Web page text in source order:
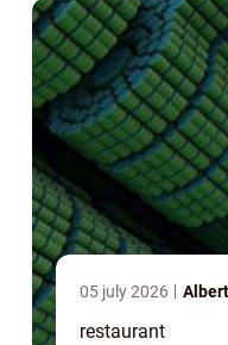
05 july 2026
restaurant